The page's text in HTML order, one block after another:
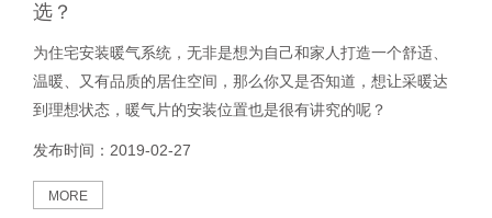
选？
为住宅安装暖气系统，无非是想为自己和家人打造一个舒适、
温暖、又有品质的居住空间，那么你又是否知道，想让采暖达
到理想状态，暖气片的安装位置也是很有讲究的呢？
发布时间：2019-02-27
MORE